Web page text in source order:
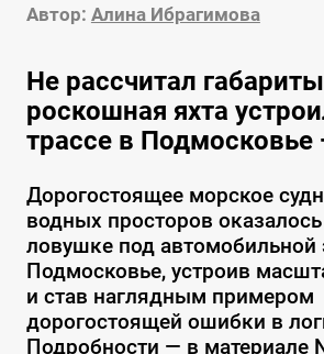
Автор: Алина Ибрагимова
Не рассчитал
роскошная яхта
трассе в Подмосковье
Дорогостоящее морское
водных просторов
ловушке под автомобильной
Подмосковье, устроив
и став наглядным примером
дорогостоящей ошибки в
Подробности — в материале